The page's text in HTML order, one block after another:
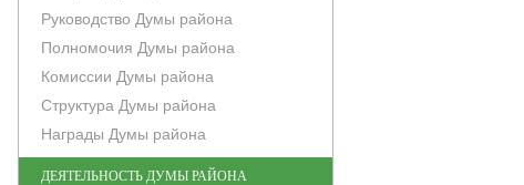
Руководство Думы района
Полномочия Думы района
Комиссии Думы района
Структура Думы района
Награды Думы района
ДЕЯТЕЛЬНОСТЬ ДУМЫ РАЙОНА